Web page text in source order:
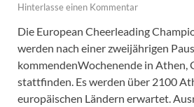
Hinterlasse einen Kommentar
Die European Cheerleading
werden nach einer zweijährigen
kommendenWochenende in Athen,
stattfinden. Es werden über 2100
europäischen Ländern erwartet.